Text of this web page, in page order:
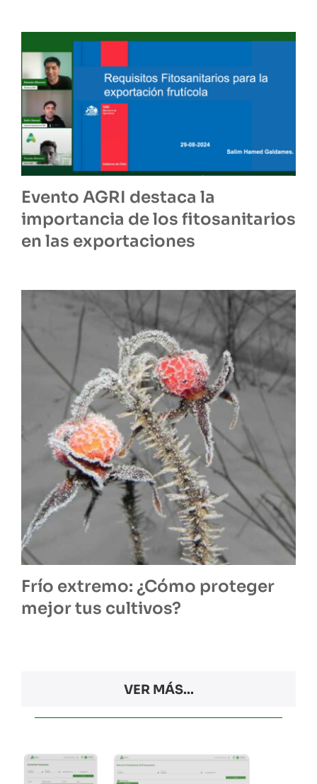
Evento AGRI destaca la
importancia de los fitosanitarios
en las exportaciones
Frío extremo: ¿Cómo proteger
mejor tus cultivos?
VER MÁS...